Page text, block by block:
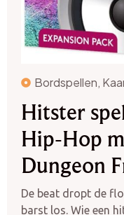
Bordspellen,
Hitster
Hip-Hop
Dungeon
De beat dropt de
barst los. Wie een